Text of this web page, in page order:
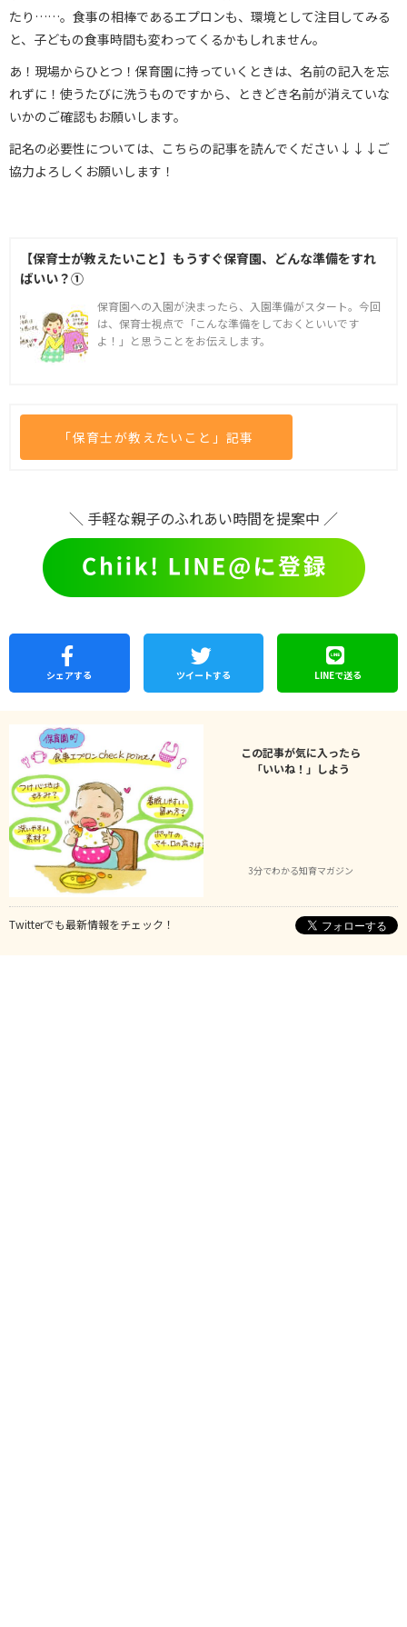
たり……。食事の相棒であるエプロンも、環境として注目してみる
と、子どもの食事時間も変わってくるかもしれません。
あ！現場からひとつ！保育園に持っていくときは、名前の記入を忘
れずに！使うたびに洗うものですから、ときどき名前が消えていな
いかのご確認もお願いします。
記名の必要性については、こちらの記事を読んでください↓↓↓ご
協力よろしくお願いします！
【保育士が教えたいこと】もうすぐ保育園、どんな準備をすれ
ばいい？①
保育園への入園が決まったら、入園準備がスタート。今回
は、保育士視点で「こんな準備をしておくといいです
よ！」と思うことをお伝えします。
「保育士が教えたいこと」記事
＼ 手軽な親子のふれあい時間を提案中 ／
シェアする ツイートする LINEで送る
この記事が気に入ったら
「いいね！」しよう
3分でわかる知育マガジン
Twitterでも最新情報をチェック！